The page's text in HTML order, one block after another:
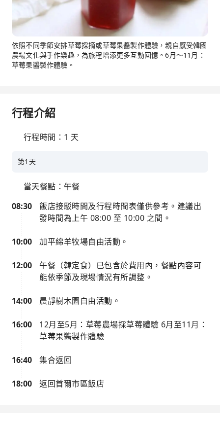
依照不同季節安排草莓採摘或草莓果醬製作體驗，親自感受韓國
農場文化與手作樂趣，為旅程增添更多互動回憶。6月～11月：
草莓果醬製作體驗。
行程介紹
行程時間：1 天
第1天
當天餐點：午餐
08:30
飯店接駁時間及行程時間表僅供參考。建議出
發時間為上午 08:00 至 10:00 之間。
10:00 加平綿羊牧場自由活動。
12:00
午餐（韓定食）已包含於費用內，餐點內容可
能依季節及現場情況有所調整。
14:00 晨靜樹木園自由活動。
16:00
12月至5月：草莓農場採草莓體驗 6月至11月：
草莓果醬製作體驗
16:40 集合返回
18:00 返回首爾市區飯店